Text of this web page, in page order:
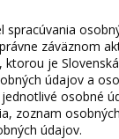
spracúvania
záväznom
je
údajov a
osobné
zoznam
údajov.